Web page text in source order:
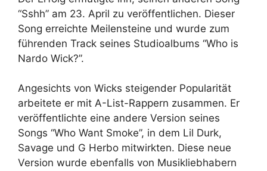
“Sshh” am 23. April zu veröffentlichen. Dieser
Song erreichte Meilensteine und wurde zum
führenden Track seines Studioalbums “Who is
Nardo Wick?”.
Angesichts von Wicks steigender Popularität
arbeitete er mit A-List-Rappern zusammen. Er
veröffentlichte eine andere Version seines
Songs “Who Want Smoke”, in dem Lil Durk,
Savage und G Herbo mitwirkten. Diese neue
Version wurde ebenfalls von Musikliebhabern